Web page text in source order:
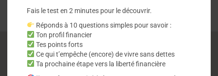
Vivre sans dettes
Fais le test en 2 minutes pour le découvrir.
Réponds à 10 questions simples pour savoir :
Ton profil financier
Tes points forts
Ce qui t’empêche (encore) de vivre sans dettes
Ta prochaine étape vers la liberté financière